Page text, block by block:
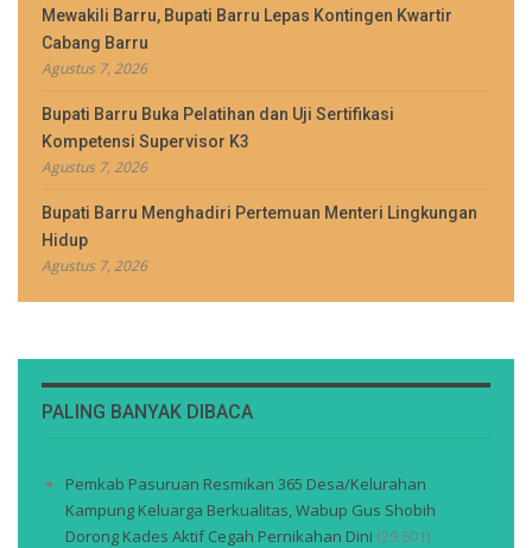
Mewakili Barru, Bupati Barru Lepas Kontingen Kwartir
Cabang Barru
Agustus 7, 2026
Bupati Barru Buka Pelatihan dan Uji Sertifikasi
Kompetensi Supervisor K3
Agustus 7, 2026
Bupati Barru Menghadiri Pertemuan Menteri Lingkungan
Hidup
Agustus 7, 2026
PALING BANYAK DIBACA
Pemkab Pasuruan Resmikan 365 Desa/Kelurahan
Kampung Keluarga Berkualitas, Wabup Gus Shobih
Dorong Kades Aktif Cegah Pernikahan Dini (29.601)